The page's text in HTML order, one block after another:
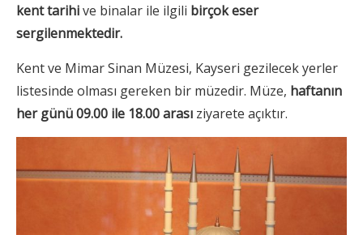
kent tarihive binalar ile ilgili birçok eser
sergilenmektedir.
Kent ve Mimar Sinan Müzesi, Kayseri gezilecek yerler
listesinde olması gereken bir müzedir. Müze, haftanın
her günü 09.00 ile 18.00 arası ziyarete açıktır.